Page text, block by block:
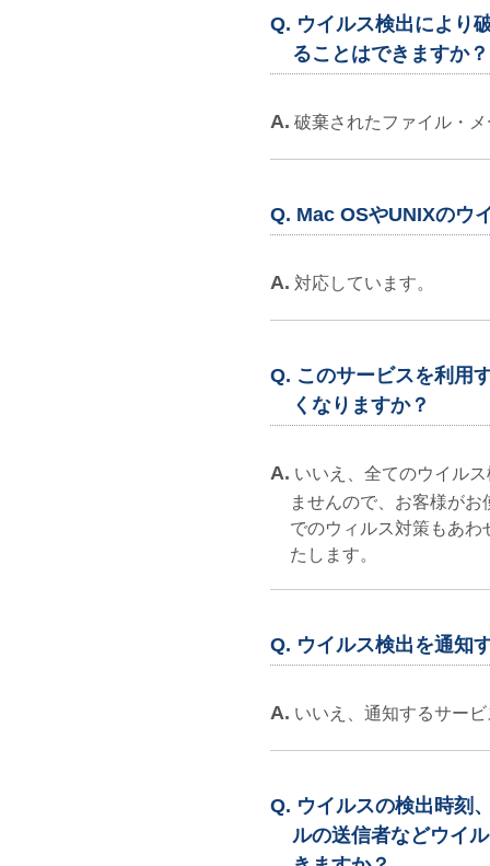
Q. ウイルス検出により
ることはできますか？
A. 破棄されたファイル・
Q. Mac OSやUNIXのウ
A. 対応しています。
Q. このサービスを利用
くなりますか？
A. いいえ、全てのウイル
ませんので、お客様が
でのウィルス対策もあ
たします。
Q. ウイルス検出を通知
A. いいえ、通知するサー
Q. ウイルスの検出時刻
ルの送信者などウイ